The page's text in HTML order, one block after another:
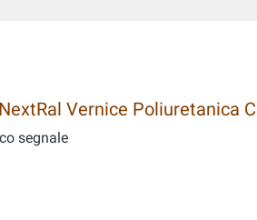
Vernice Poliuretanica
segnale